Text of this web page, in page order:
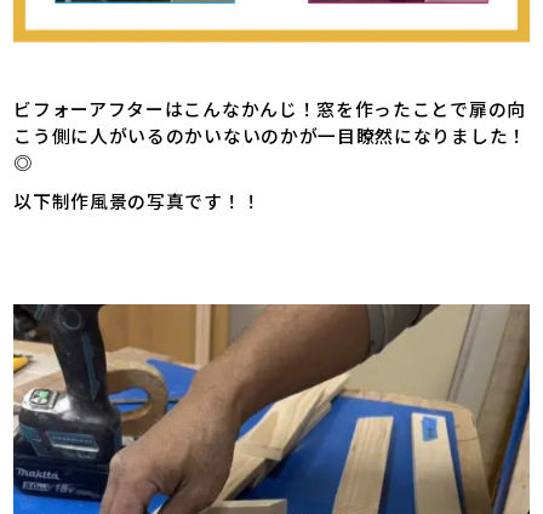
ビフォーアフターはこんなかんじ！窓を作ったことで扉の向
こう側に人がいるのかいないのかが一目瞭然になりました！
◎
以下制作風景の写真です！！